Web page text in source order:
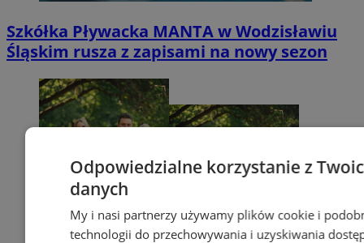
Szkółka Pływacka MANTA w Wodzisławiu
Śląskim rusza z zapisami na nowy sezon
Odpowiedzialne korzystanie z
danych
My i nasi partnerzy używamy plików cookie i
technologii do przechowywania i uzyskiwania